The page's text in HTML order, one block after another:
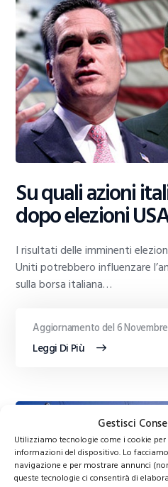
Gestisci
Utilizziamo tecnologie come i cookie
informazioni del dispositivo. Lo
navigazione e per mostrare annunci
queste tecnologie ci consentirà di
Su quali azioni
dopo elezioni
I risultati delle imminenti
Uniti potrebbero influenzare
sulla borsa italiana…
Leggi Di Più
Aggiornamento del 6